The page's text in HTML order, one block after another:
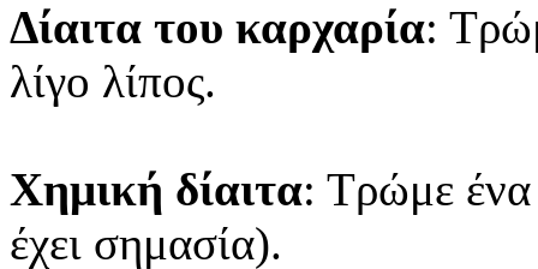
Δίαιτα του καρχαρία:
λίγο λίπος.
Χημική δίαιτα: Τρώμε
έχει σημασία).